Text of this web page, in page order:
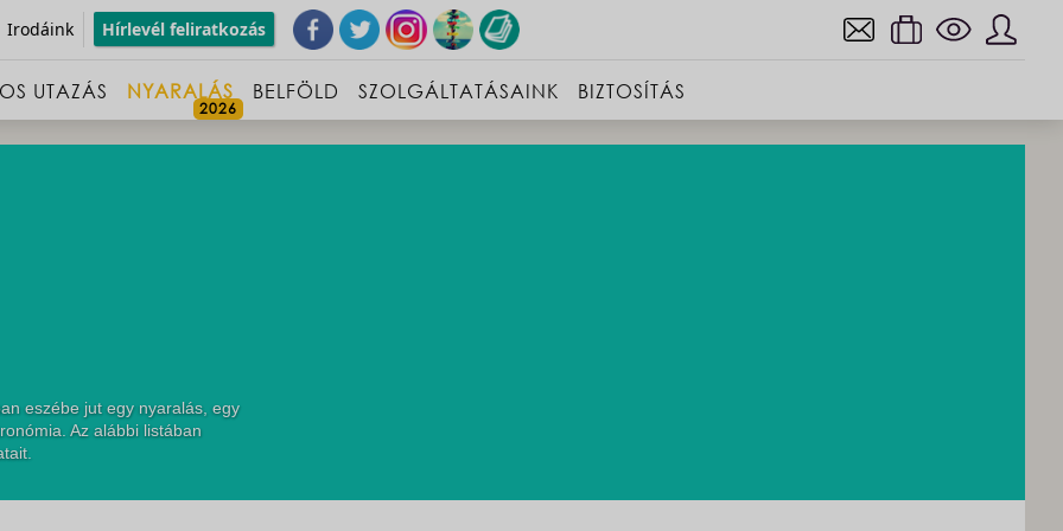
Irodáink Hírlevél feliratkozás
UTAZÁS NYARALÁS BELFÖLD SZOLGÁLTATÁSAINK BIZTOSÍTÁS
eszébe jut egy nyaralás, egy
Az alábbi listában